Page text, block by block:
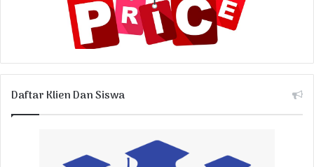
Daftar Klien Dan Siswa